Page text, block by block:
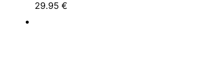
29.95 €